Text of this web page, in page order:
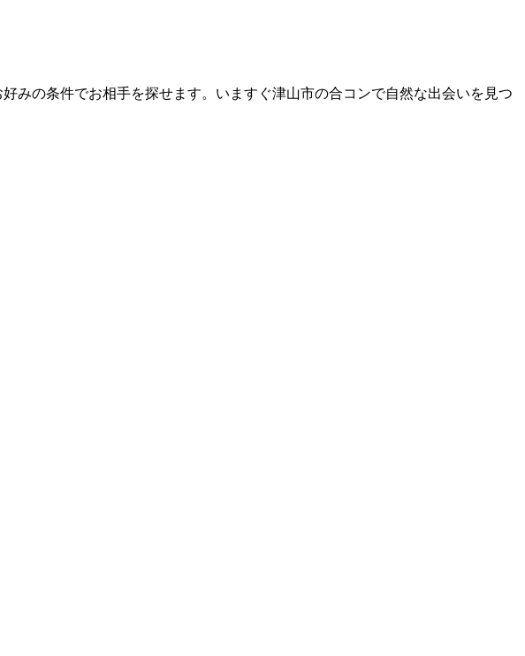
みの条件でお相手を探せます。いますぐ津山市の合コンで自然な出会いを見つ